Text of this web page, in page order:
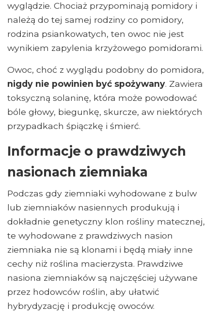
wyglądzie. Chociaż przypominają pomidory i
należą do tej samej rodziny co pomidory,
rodzina psiankowatych, ten owoc nie jest
wynikiem zapylenia krzyżowego pomidorami.
Owoc, choć z wyglądu podobny do pomidora,
nigdy nie powinien być spożywany. Zawiera
toksyczną solaninę, która może powodować
bóle głowy, biegunkę, skurcze, aw niektórych
przypadkach śpiączkę i śmierć.
Informacje o prawdziwych
nasionach ziemniaka
Podczas gdy ziemniaki wyhodowane z bulw
lub ziemniaków nasiennych produkują i
dokładnie genetyczny klon rośliny matecznej,
te wyhodowane z prawdziwych nasion
ziemniaka nie są klonami i będą miały inne
cechy niż roślina macierzysta. Prawdziwe
nasiona ziemniaków są najczęściej używane
przez hodowców roślin, aby ułatwić
hybrydyzację i produkcję owoców.